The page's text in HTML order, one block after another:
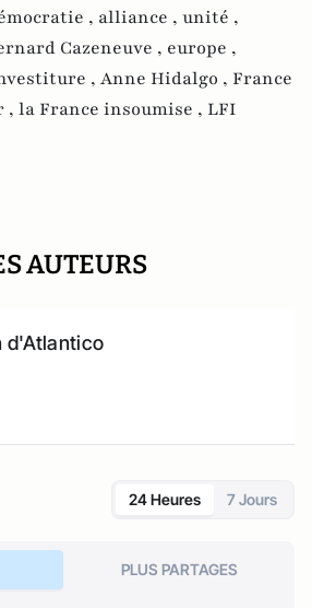
, alliance , unité ,
Cazeneuve , europe ,
, Anne Hidalgo , France
, la France insoumise , LFI
AUTEURS
d'Atlantico
24 Heures 7 Jours
PLUS PARTAGES